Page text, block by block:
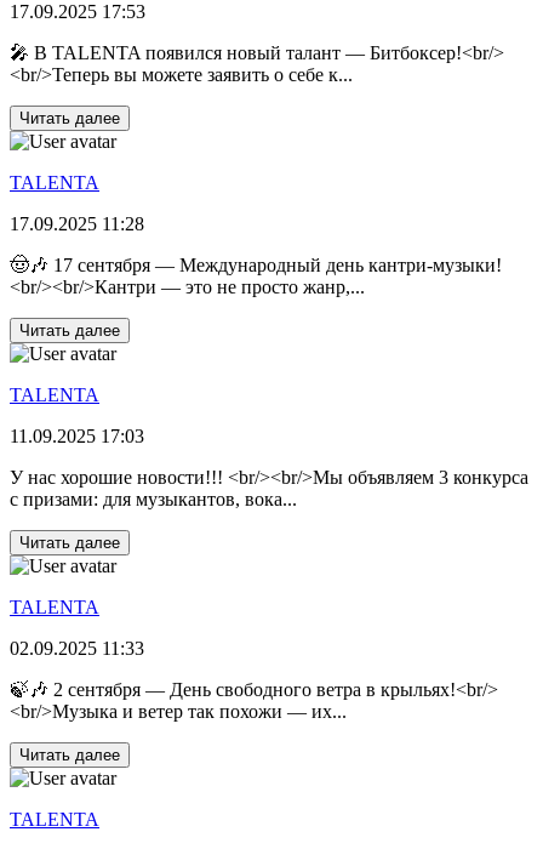
17.09.2025 17:53
🎤 В TALENTA появился новый талант — Битбоксер!<br/>
<br/>Теперь вы можете заявить о себе к...
Читать далее
TALENTA
17.09.2025 11:28
🤠🎶 17 сентября — Международный день кантри-музыки!
<br/><br/>Кантри — это не просто жанр,...
Читать далее
TALENTA
11.09.2025 17:03
У нас хорошие новости!!! <br/><br/>Мы объявляем 3 конкурса
с призами: для музыкантов, вока...
Читать далее
TALENTA
02.09.2025 11:33
🍃🎶 2 сентября — День свободного ветра в крыльях!<br/>
<br/>Музыка и ветер так похожи — их...
Читать далее
TALENTA